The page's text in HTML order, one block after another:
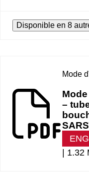
Disponible en 8
Mode
–
ENG
| 1.32